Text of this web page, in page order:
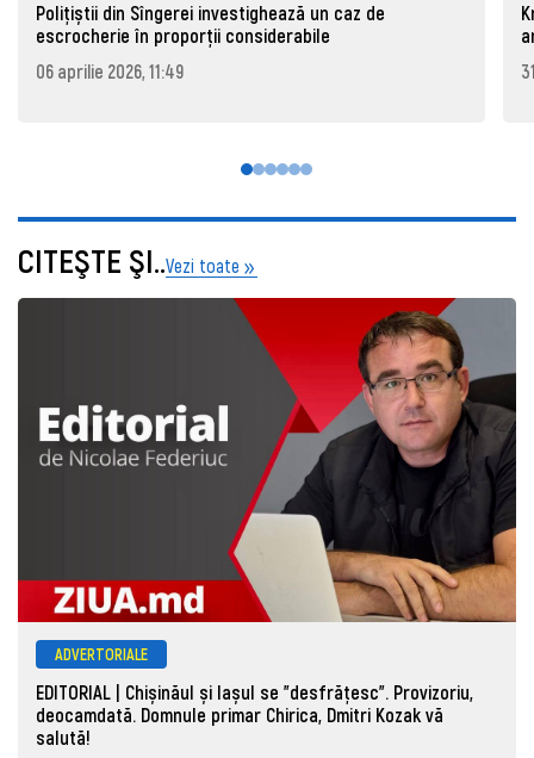
Polițiștii din Sîngerei investighează un caz de
escrocherie în proporții considerabile
06 aprilie 2026, 11:49
CITEŞTE ŞI..Vezi toate
ADVERTORIALE
EDITORIAL | Chișinăul și Iașul se "desfrățesc". Provizoriu,
deocamdată. Domnule primar Chirica, Dmitri Kozak vă
salută!